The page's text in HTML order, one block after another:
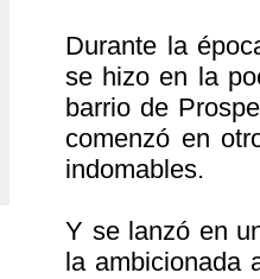
Durante la
se hizo en la
barrio de
comenzó en
indomables.
Y se lanzó en
la ambicionada